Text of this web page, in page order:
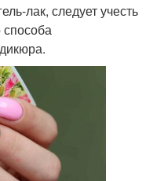
лак, следует учесть
способа